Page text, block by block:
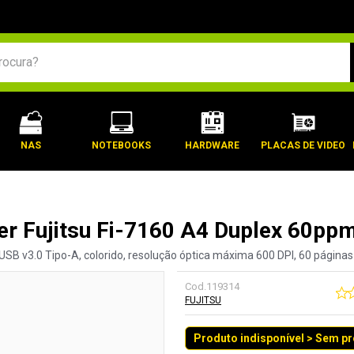
NAS NOTEBOOKS HARDWARE PLACAS DE VIDEO
Fujitsu Fi-7160 A4 Duplex
v3.0 Tipo-A, colorido, resolução óptica máxima 600 DPI, 60
Cod.119314
FUJITSU
Produto indisponível > Sem